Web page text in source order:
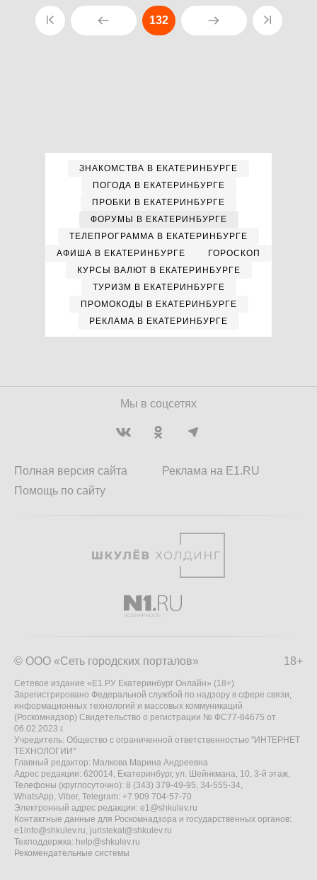
132
ЗНАКОМСТВА В ЕКАТЕРИНБУРГЕ
ПОГОДА В ЕКАТЕРИНБУРГЕ
ПРОБКИ В ЕКАТЕРИНБУРГЕ
ФОРУМЫ В ЕКАТЕРИНБУРГЕ
ТЕЛЕПРОГРАММА В ЕКАТЕРИНБУРГЕ
АФИША В ЕКАТЕРИНБУРГЕ
ГОРОСКОП
КУРСЫ ВАЛЮТ В ЕКАТЕРИНБУРГЕ
ТУРИЗМ В ЕКАТЕРИНБУРГЕ
ПРОМОКОДЫ В ЕКАТЕРИНБУРГЕ
РЕКЛАМА В ЕКАТЕРИНБУРГЕ
Мы в соцсетях
Полная версия сайта
Помощь по сайту
Реклама на E1.RU
18+
© ООО «Сеть городских порталов»
Сетевое издание «Е1.РУ Екатеринбург Онлайн» (18+)
Зарегистрировано Федеральной службой по надзору в сфере связи,
информационных технологий и массовых коммуникаций
(Роскомнадзор) Свидетельство о регистрации № ФС77-84675 от
06.02.2023 г.
Учредитель: Общество с ограниченной ответственностью "ИНТЕРНЕТ
ТЕХНОЛОГИИ"
Главный редактор: Малкова Марина Андреевна
Адрес редакции: 620014, Екатеринбург, ул. Шейнкмана, 10, 3-й этаж,
Телефоны (круглосуточно): 8 (343) 379-49-95, 34-555-34,
WhatsApp, Viber, Telegram: +7 909 704-57-70
Электронный адрес редакции: e1@shkulev.ru
Контактные данные для Роскомнадзора и государственных органов:
e1info@shkulev.ru, juristekat@shkulev.ru
Техподдержка: help@shkulev.ru
Рекомендательные системы